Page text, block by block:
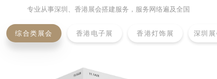
专业从事深圳、香港展会搭建服务，服务网络遍及全国
综合类展会 香港电子展 香港灯饰展 深圳